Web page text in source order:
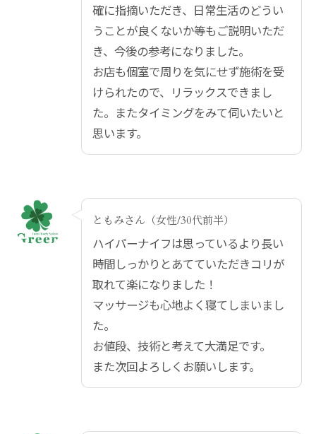
確に指摘いただき、日常生活のどうい
うことが良くないか等もご説明いただ
き、今後の参考になりました。
お店も個室で周りを気にせず施術を受
けられたので、リラックスできまし
た。またタイミングをみて伺いたいと
思います。
ともみさん（女性/30代前半）
ハイパーナイフは思っているより長い
時間しっかりとあてていただきコリが
取れて楽になりました！
マッサージも心地よく寝てしまいまし
た。
お値段、技術と考えて大満足です。
また次回よろしくお願いします。